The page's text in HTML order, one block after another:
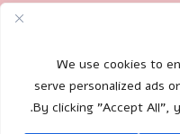
We use cookies to
serve personalized ads
By clicking "Accept All",